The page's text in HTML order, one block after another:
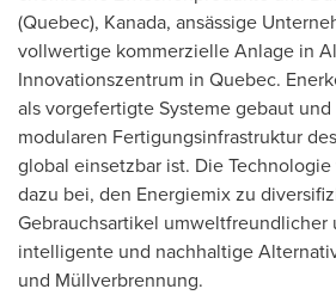
(Quebec), Kanada, ansässige
vollwertige kommerzielle Anlage in
Innovationszentrum in Quebec.
als vorgefertigte Systeme gebaut
modularen Fertigungsinfrastruktur
global einsetzbar ist. Die
dazu bei, den Energiemix zu
Gebrauchsartikel
intelligente und nachhaltige
und Müllverbrennung.